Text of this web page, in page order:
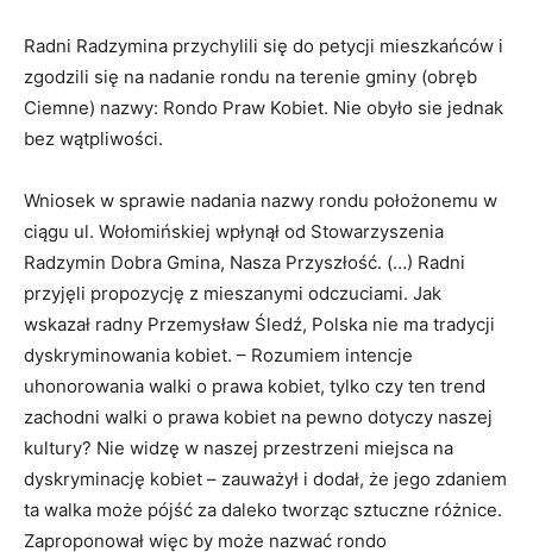
Radni Radzymina przychylili się do petycji mieszkańców i
zgodzili się na nadanie rondu na terenie gminy (obręb
Ciemne) nazwy: Rondo Praw Kobiet. Nie obyło sie jednak
bez wątpliwości.
Wniosek w sprawie nadania nazwy rondu położonemu w
ciągu ul. Wołomińskiej wpłynął od Stowarzyszenia
Radzymin Dobra Gmina, Nasza Przyszłość. (…) Radni
przyjęli propozycję z mieszanymi odczuciami. Jak
wskazał radny Przemysław Śledź, Polska nie ma tradycji
dyskryminowania kobiet. – Rozumiem intencje
uhonorowania walki o prawa kobiet, tylko czy ten trend
zachodni walki o prawa kobiet na pewno dotyczy naszej
kultury? Nie widzę w naszej przestrzeni miejsca na
dyskryminację kobiet – zauważył i dodał, że jego zdaniem
ta walka może pójść za daleko tworząc sztuczne różnice.
Zaproponował więc by może nazwać rondo